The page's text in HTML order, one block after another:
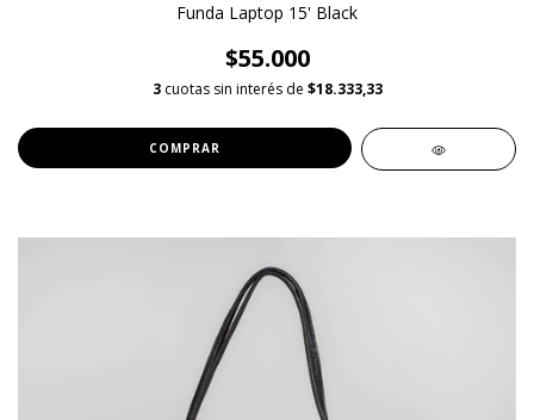
Funda Laptop 15' Black
$55.000
3 cuotas sin interés de $18.333,33
COMPRAR